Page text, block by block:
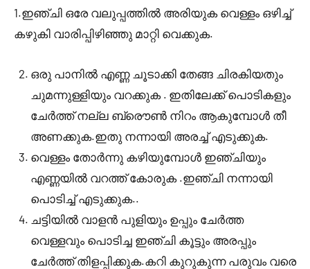
1.ഇഞ്ചി ഒരേ വലുപ്പത്തില്‍ അരിയുകവെള്ളം ഒഴിച്ച്
കഴുകി വാരിപ്പിഴിഞ്ഞു മാറ്റി വെക്കുക.
ഒരു പാനില്‍ എണ്ണ ചൂടാക്കി തേങ്ങ ചിരകിയതും
ചുമന്നുള്ളിയും വറക്കുക . ഇതിലേക്ക് പൊടികളും
ചേര്‍ത്ത് നല്ല ബ്രൌണ്‍ നിറം ആകുമ്പോള്‍ തീ
അണക്കുക.ഇതു നന്നായി അരച്ച് എടുക്കുക.
വെള്ളം തോര്‍ന്നു കഴിയുമ്പോള്‍ ഇഞ്ചിയും
എണ്ണയില്‍ വറത്ത് കോരുക .ഇഞ്ചി നന്നായി
പൊടിച്ച് എടുക്കുക..
ചട്ടിയില്‍ വാളന്‍ പുളിയും ഉപ്പും ചേര്‍ത്ത
വെള്ളവും പൊടിച്ച ഇഞ്ചി കൂട്ടും അരപ്പും
ചേര്‍ത്ത് തിളപ്പിക്കുക.കറി കുറുകുന്ന പരുവം വരെ